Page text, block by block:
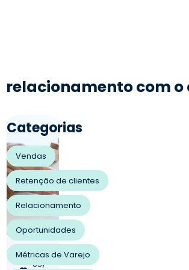
relacionamento com o
17/
05/
Categorias
Vendas
Retenção de clientes
Relacionamento
Oportunidades
Métricas de Varejo